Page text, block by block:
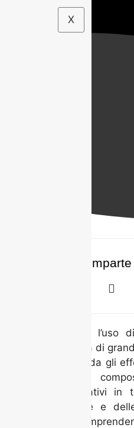
X
Negli ultimi anni, l’uso
diventato un tema di
per quanto riguarda gli
Sebbene questi
vantaggi significativi
massa muscolare e
fondamentale